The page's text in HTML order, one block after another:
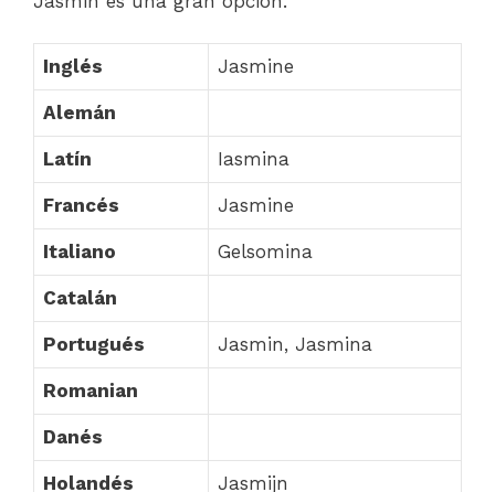
Inglés Jasmine
Alemán
Latín Iasmina
Francés Jasmine
Italiano Gelsomina
Catalán
Portugués Jasmin, Jasmina
Romanian
Danés
Holandés Jasmijn